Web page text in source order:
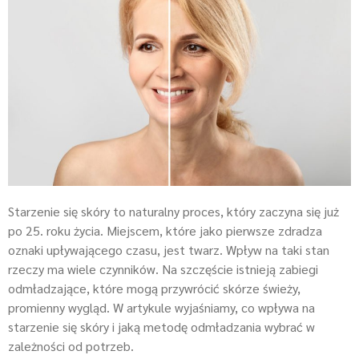
Starzenie się skóry to naturalny proces, który zaczyna się już
po 25. roku życia. Miejscem, które jako pierwsze zdradza
oznaki upływającego czasu, jest twarz. Wpływ na taki stan
rzeczy ma wiele czynników. Na szczęście istnieją zabiegi
odmładzające, które mogą przywrócić skórze świeży,
promienny wygląd. W artykule wyjaśniamy, co wpływa na
starzenie się skóry i jaką metodę odmładzania wybrać w
zależności od potrzeb.